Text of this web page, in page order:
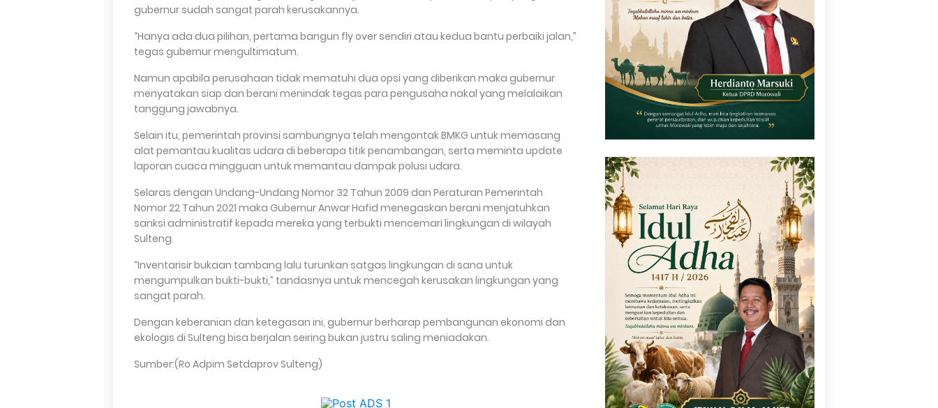
gubernur sudah sangat parah kerusakannya.
“Hanya ada dua pilihan, pertama bangun fly over sendiri atau kedua bantu perbaiki jalan,”
tegas gubernur mengultimatum.
Namun apabila perusahaan tidak mematuhi dua opsi yang diberikan maka gubernur
menyatakan siap dan berani menindak tegas para pengusaha nakal yang melalaikan
tanggung jawabnya.
Selain itu, pemerintah provinsi sambungnya telah mengontak BMKG untuk memasang
alat pemantau kualitas udara di beberapa titik penambangan, serta meminta update
laporan cuaca mingguan untuk memantau dampak polusi udara.
Selaras dengan Undang-Undang Nomor 32 Tahun 2009 dan Peraturan Pemerintah
Nomor 22 Tahun 2021 maka Gubernur Anwar Hafid menegaskan berani menjatuhkan
sanksi administratif kepada mereka yang terbukti mencemari lingkungan di wilayah
Sulteng.
“Inventarisir bukaan tambang lalu turunkan satgas lingkungan di sana untuk
mengumpulkan bukti-bukti,” tandasnya untuk mencegah kerusakan lingkungan yang
sangat parah.
Dengan keberanian dan ketegasan ini, gubernur berharap pembangunan ekonomi dan
ekologis di Sulteng bisa berjalan seiring bukan justru saling meniadakan.
Sumber:(Ro Adpim Setdaprov Sulteng)